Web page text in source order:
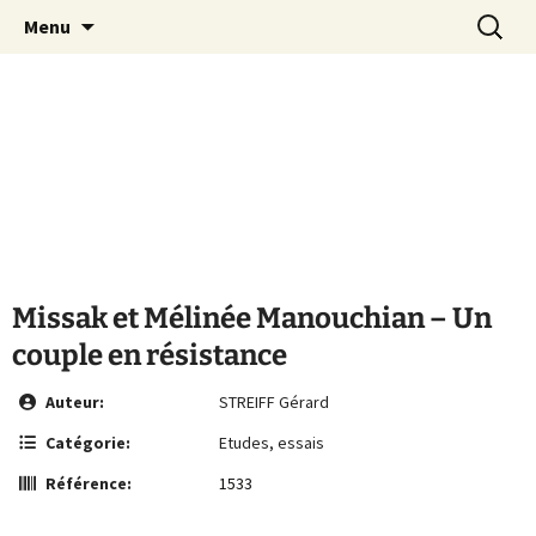
MCA Vienne
Le site de la Maison de la Culture
Arménienne de Vienne
Menu
Missak et Mélinée Manouchian – Un
couple en résistance
Auteur:
STREIFF Gérard
Catégorie:
Etudes, essais
Référence:
1533